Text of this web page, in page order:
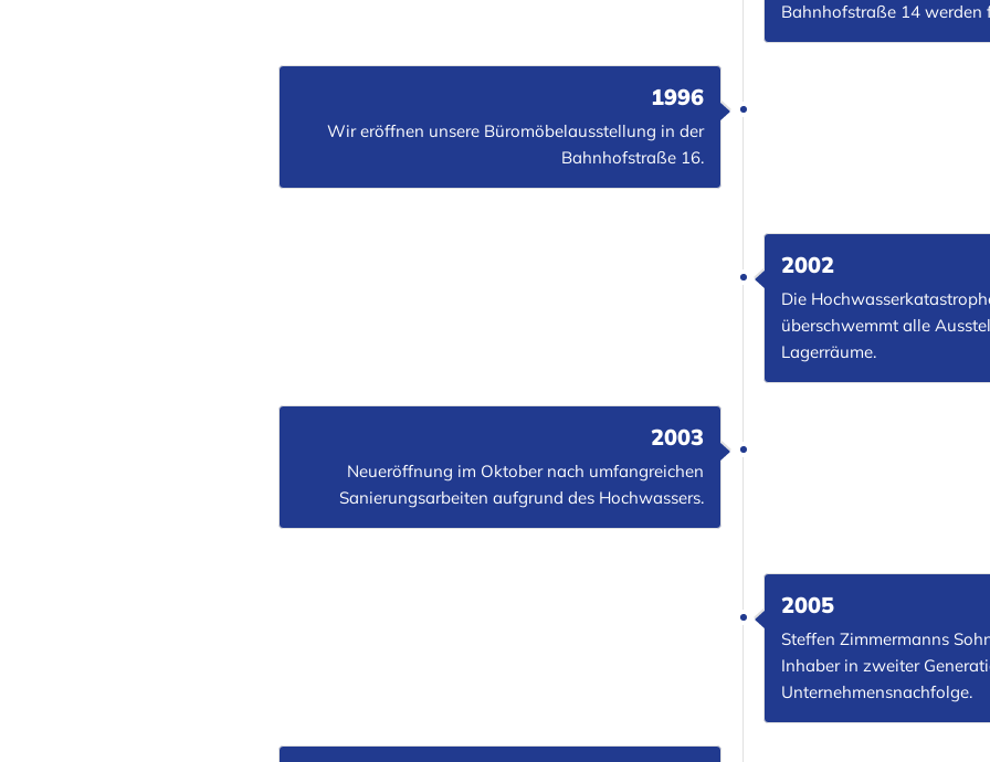
Bahnhofstraße 14 werden
1996
Wir eröffnen unsere Büromöbelausstellung in der
Bahnhofstraße 16.
2002
Die
überschwemmt alle
Lagerräume.
2003
Neueröffnung im Oktober nach umfangreichen
Sanierungsarbeiten aufgrund des Hochwassers.
2005
Steffen Zimmermanns
Inhaber in zweiter
Unternehmensnachfolge.